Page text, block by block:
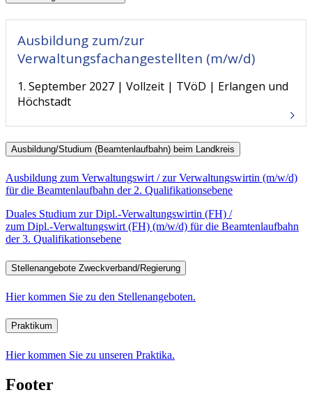
Ausbildung zum/zur
Verwaltungsfachangestellten (m/w/d)
1. September 2027 Vollzeit TVöD
Erlangen und
Höchstadt
Ausbildung/Studium (Beamtenlaufbahn) beim Landkreis
Ausbildung zum Verwaltungswirt / zur Verwaltungswirtin (m/w/d)
für die Beamtenlaufbahn der 2. Qualifikationsebene
Duales Studium zur Dipl.-Verwaltungswirtin (FH) /
zum Dipl.-Verwaltungswirt (FH) (m/w/d) für die Beamtenlaufbahn
der 3. Qualifikationsebene
Stellenangebote Zweckverband/Regierung
Hier kommen Sie zu den Stellenangeboten.
Praktikum
Hier kommen Sie zu unseren Praktika.
Footer